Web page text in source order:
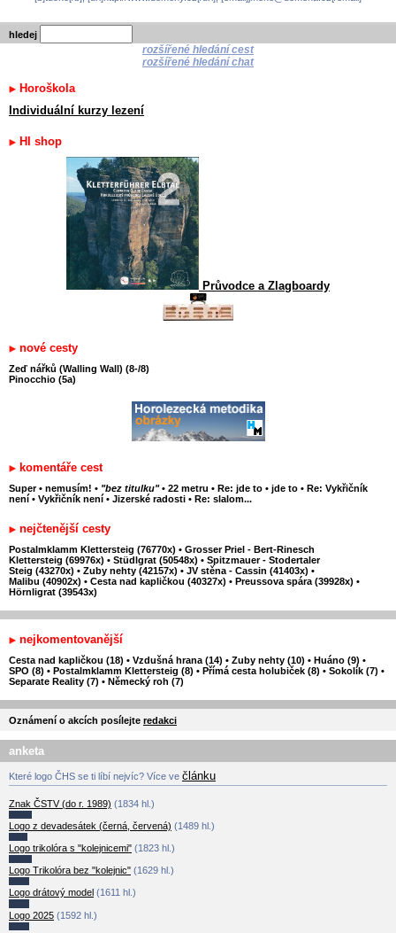
hledej
rozšířené hledání cest
rozšířené hledání chat
Horoškola
Individuální kurzy lezení
HI shop
Průvodce a Zlagboardy
nové cesty
Zeď nářků (Walling Wall) (8-/8)
Pinocchio (5a)
komentáře cest
Super • nemusím! • "bez titulku" • 22 metru • Re: jde to • jde to • Re: Vykřičník
není • Vykřičník není • Jizerské radosti • Re: slalom...
nejčtenější cesty
Postalmklamm Klettersteig (76770x) • Grosser Priel - Bert-Rinesch
Klettersteig (69976x) • Stüdlgrat (50548x) • Spitzmauer - Stodertaler
Steig (43270x) • Zuby nehty (42157x) • JV stěna - Cassin (41403x) •
Malibu (40902x) • Cesta nad kapličkou (40327x) • Preussova spára (39928x) •
Hörnligrat (39543x)
nejkomentovanější
Cesta nad kapličkou (18) • Vzdušná hrana (14) • Zuby nehty (10) • Huáno (9) •
SPO (8) • Postalmklamm Klettersteig (8) • Přímá cesta holubiček (8) • Sokolík (7) •
Separate Reality (7) • Německý roh (7)
Oznámení o akcích posílejte redakci
anketa
Které logo ČHS se ti líbí nejvíc? Více ve článku
Znak ČSTV (do r. 1989) (1834 hl.)
Logo z devadesátek (černá, červená) (1489 hl.)
Logo trikolóra s "kolejnicemi" (1823 hl.)
Logo Trikolóra bez "kolejnic" (1629 hl.)
Logo drátový model (1611 hl.)
Logo 2025 (1592 hl.)